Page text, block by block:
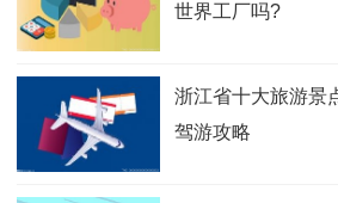
世界工厂吗?
浙江省十大旅游景
驾游攻略